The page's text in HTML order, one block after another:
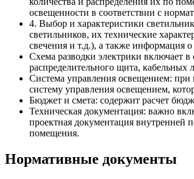
освещенности в соответствии с
4. Выбор и характеристики
светильников, их технические
свечения и т.д.), а также информация
Схема разводки электрики включает
распределительного щита, кабельных
Система управления освещением: при
систему управления освещением,
Бюджет и смета: содержит расчет
Техническая документация: важно
проектная документация внутренней
помещения.
Нормативные документы